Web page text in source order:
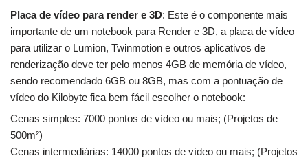
Placa de vídeo para render e 3D: Este é o componente mais
importante de um notebook para Render e 3D, a placa de vídeo
para utilizar o Lumion, Twinmotion e outros aplicativos de
renderização deve ter pelo menos 4GB de memória de vídeo,
sendo recomendado 6GB ou 8GB, mas com a pontuação de
vídeo do Kilobyte fica bem fácil escolher o notebook:
Cenas simples: 7000 pontos de vídeo ou mais; (Projetos de
500m²)
Cenas intermediárias: 14000 pontos de vídeo ou mais; (Projetos